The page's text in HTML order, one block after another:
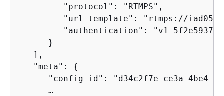
         "protocol": "RTMPS",
"url_template": "rtmps://
"authentication":
      }
   ],
   "meta":
{
"config_id": "d34c2f7e-ce3a-4be4-
      …